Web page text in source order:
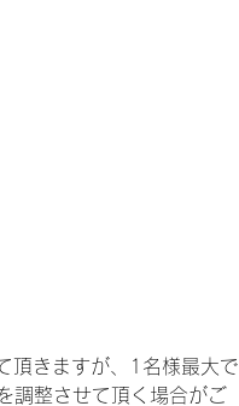
頂きますが、1名様最大で
調整させて頂く場合がご